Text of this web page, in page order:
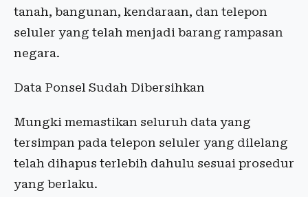
tanah, bangunan, kendaraan, dan telepon
seluler yang telah menjadi barang rampasan
negara.
Data Ponsel Sudah Dibersihkan
Mungki memastikan seluruh data yang
tersimpan pada telepon seluler yang dilelang
telah dihapus terlebih dahulu sesuai prosedur
yang berlaku.